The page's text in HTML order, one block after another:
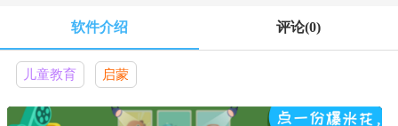
软件介绍 评论(0)
儿童教育 启蒙